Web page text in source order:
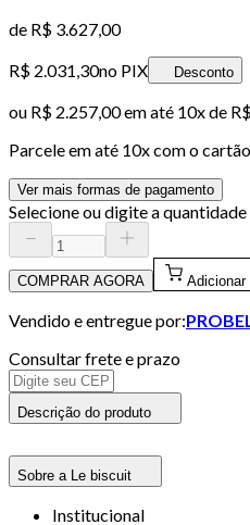
de R$ 3.627,00
R$ 2.031,30no PIX Desconto
ou R$ 2.257,00em até 10x de
Parcele em até 10x com o cartão
Ver mais formas de pagamento
Selecione ou digite a
COMPRAR AGORA Adicionar
Vendido e entregue por:
Consultar frete e prazo
Descrição do produto
Sobre a Le biscuit
Institucional